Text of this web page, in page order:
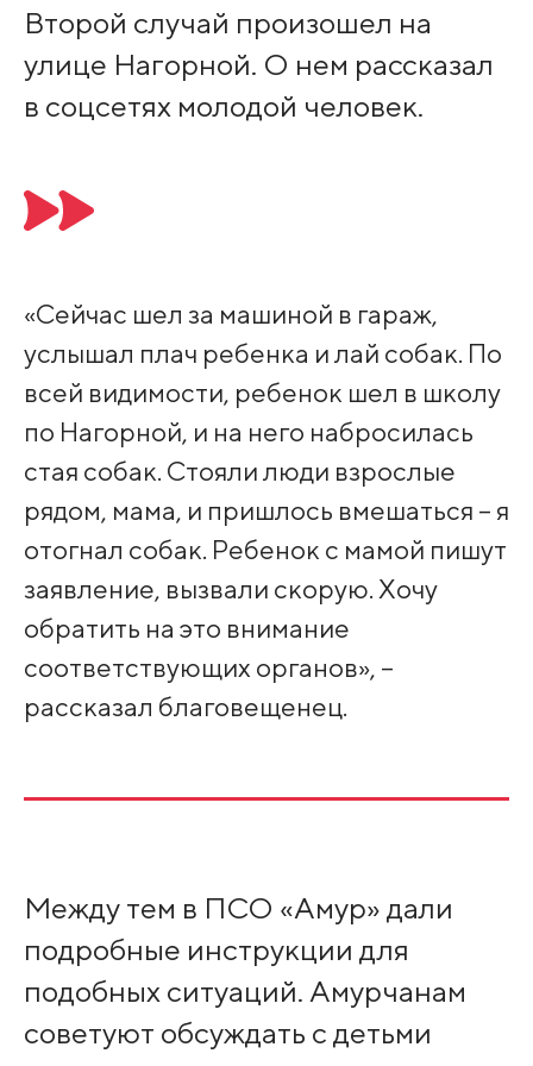
Второй случай произошел на
улице Нагорной. О нем рассказал
в соцсетях молодой человек.
«Сейчас шел за машиной в гараж,
услышал плач ребенка и лай собак. По
всей видимости, ребенок шел в школу
по Нагорной, и на него набросилась
стая собак. Стояли люди взрослые
рядом, мама, и пришлось вмешаться – я
отогнал собак. Ребенок с мамой пишут
заявление, вызвали скорую. Хочу
обратить на это внимание
соответствующих органов», –
рассказал благовещенец.
Между тем в ПСО «Амур» дали
подробные инструкции для
подобных ситуаций. Амурчанам
советуют обсуждать с детьми